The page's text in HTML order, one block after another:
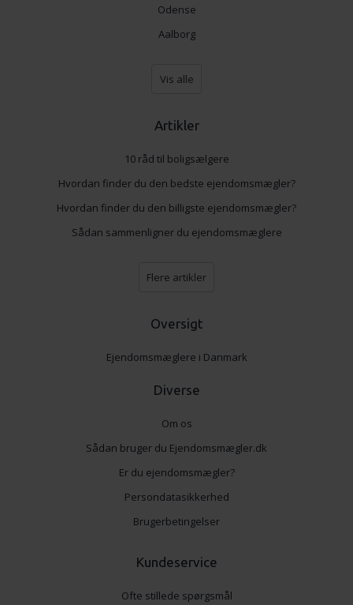
Odense
Aalborg
Vis alle
Artikler
10 råd til boligsælgere
Hvordan finder du den bedste ejendomsmægler?
Hvordan finder du den billigste ejendomsmægler?
Sådan sammenligner du ejendomsmæglere
Flere artikler
Oversigt
Ejendomsmæglere i Danmark
Diverse
Om os
Sådan bruger du Ejendomsmægler.dk
Er du ejendomsmægler?
Persondatasikkerhed
Brugerbetingelser
Kundeservice
Ofte stillede spørgsmål